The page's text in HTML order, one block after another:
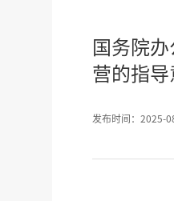
国务院
营的指导
发布时间：2025-